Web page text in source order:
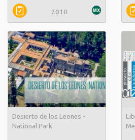
2018
Desierto de los Leones -
National Park